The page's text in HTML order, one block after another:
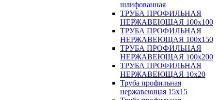
шлифованная
ТРУБА ПРОФИЛЬНАЯ
НЕРЖАВЕЮЩАЯ 100х100
ТРУБА ПРОФИЛЬНАЯ
НЕРЖАВЕЮЩАЯ 100х150
ТРУБА ПРОФИЛЬНАЯ
НЕРЖАВЕЮЩАЯ 100х200
ТРУБА ПРОФИЛЬНАЯ
НЕРЖАВЕЮЩАЯ 10х20
Труба профильная
нержавеющая 15х15